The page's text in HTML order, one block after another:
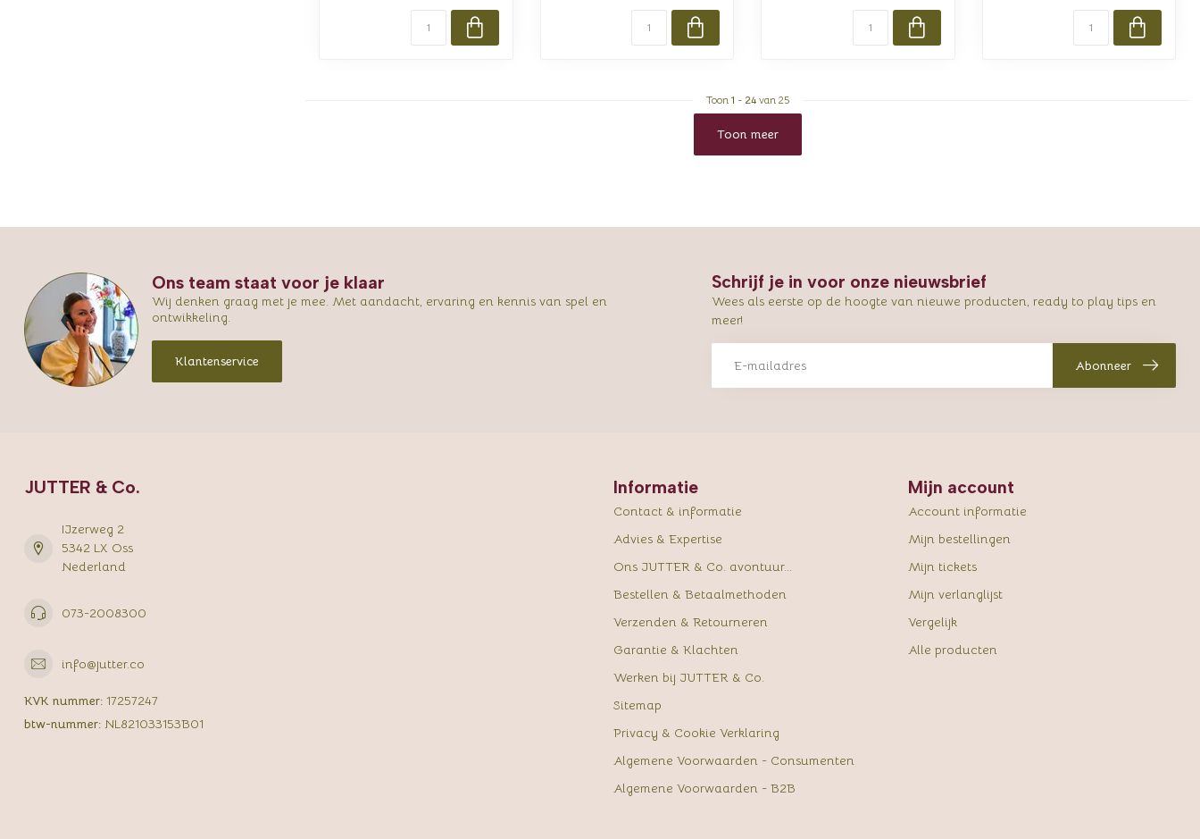
Toon 1 - 24van 25
Toon meer
Ons team staat voor je klaar
Wij denken graag met je mee. Met aandacht, ervaring en kennis van spel en
ontwikkeling.
Klantenservice
Schrijf je in voor onze nieuwsbrief
Wees als eerste op de hoogte van nieuwe producten, ready to play tips en
meer!
Abonneer
JUTTER & Co.
IJzerweg 2
5342 LX Oss
Nederland
073-2008300
info@jutter.co
KVK nummer: 17257247
btw-nummer: NL821033153B01
Informatie
Contact & informatie
Advies & Expertise
Ons JUTTER & Co. avontuur...
Bestellen & Betaalmethoden
Verzenden & Retourneren
Garantie & Klachten
Werken bij JUTTER & Co.
Sitemap
Privacy & Cookie Verklaring
Algemene Voorwaarden - Consumenten
Algemene Voorwaarden - B2B
Mijn account
Account informatie
Mijn bestellingen
Mijn tickets
Mijn verlanglijst
Vergelijk
Alle producten